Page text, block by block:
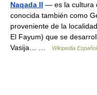
Naqada II — es la cultura
conocida también como
proveniente de la
El Fayum) que se
Vasija… …
Wikipedia Español